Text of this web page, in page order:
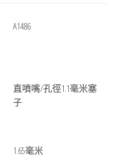
A1486
直噴嘴/孔徑1.1毫米塞
子
1.65毫米